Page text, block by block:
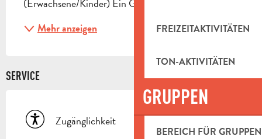
FREIZEITAKTIVITÄTEN
TON-AKTIVITÄTEN
GRUPPEN
BEREICH FÜR GRUPPEN
Mehr anzeigen
SERVICE
Zugänglichkeit